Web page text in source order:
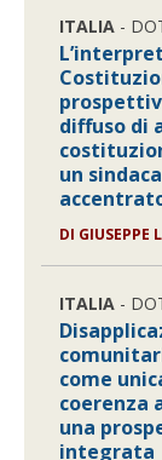
ITALIA -
diffuso di
un
DI GIUSEPPE
ITALIA -
come
coerenza
una
integrata